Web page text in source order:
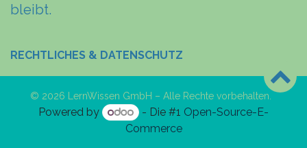
bleibt.
RECHTLICHES & DATENSCHUTZ
© 2026 LernWissen GmbH – Alle Rechte vorbehalten.
Powered by - Die #1 Open-Source-E-
Commerce